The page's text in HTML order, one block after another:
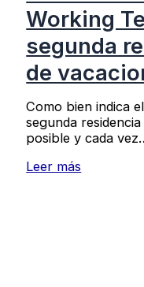
Working
segunda
de
Como bien indica
segunda
posible y cada
Leer más